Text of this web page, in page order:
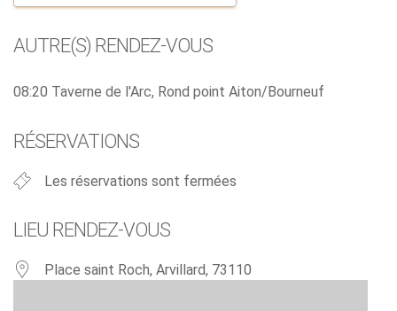
AUTRE(S) RENDEZ-VOUS
08:20 Taverne de l'Arc, Rond point Aiton/Bourneuf
RÉSERVATIONS
Les réservations sont fermées
LIEU RENDEZ-VOUS
Place saint Roch, Arvillard, 73110